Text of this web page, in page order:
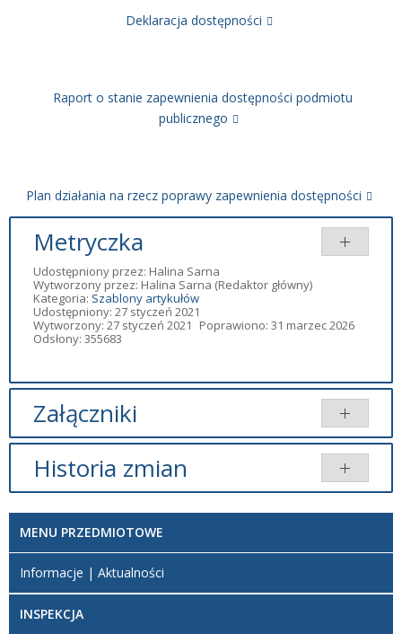
Deklaracja dostępności
Raport o stanie zapewnienia dostępności podmiotu
publicznego
Plan działania na rzecz poprawy zapewnienia dostępności
Metryczka
Udostępniony przez: Halina Sarna
Wytworzony przez: Halina Sarna (Redaktor główny)
Kategoria: Szablony artykułów
Udostępniony: 27 styczeń 2021
Wytworzony: 27 styczeń 2021
Poprawiono: 31 marzec 2026
Odsłony: 355683
Załączniki
Brak załączników.
Historia zmian
Artykuł
utworzony.
sobota, 16
2024 18:22
Artykuł
MENU PRZEDMIOTOWE
Informacje | Aktualności
INSPEKCJA